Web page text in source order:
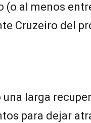
(o al menos
Cruzeiro del
larga
para dejar